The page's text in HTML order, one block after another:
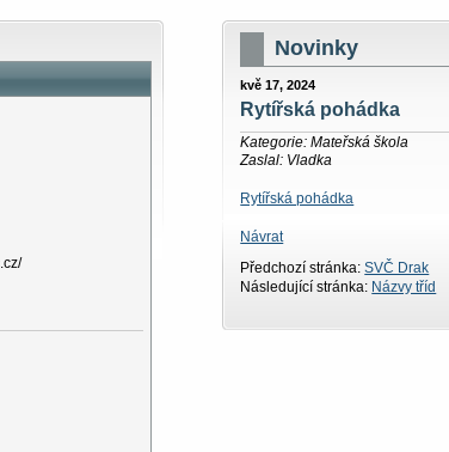
Novinky
kvě 17, 2024
Rytířská pohádka
Kategorie: Mateřská škola
Zaslal: Vladka
Rytířská pohádka
Návrat
Předchozí stránka:SVČ Drak
Následující stránka: Názvy tříd